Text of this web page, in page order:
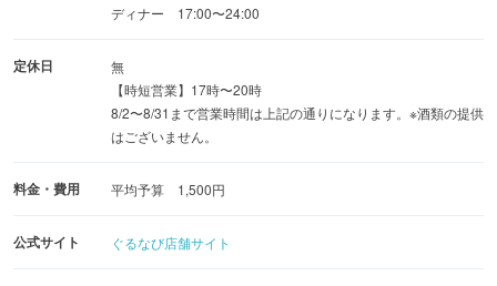
ディナー 17:00〜24:00
定休日
無
【時短営業】17時〜20時
8/2〜8/31まで営業時間は上記の通りになります。※酒類の提供
はございません。
料金・費用 平均予算 1,500円
公式サイト ぐるなび店舗サイト